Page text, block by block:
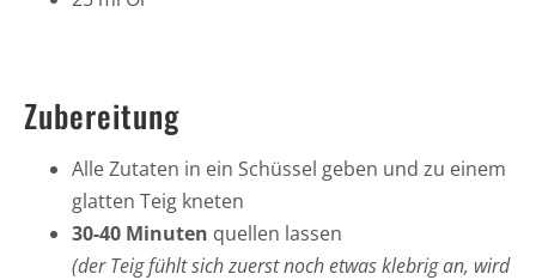
Zubereitung
Alle Zutaten in ein Schüssel geben und zu einem
glatten Teig kneten
30-40 Minuten quellen lassen
(der Teig fühlt sich zuerst noch etwas klebrig an, wird